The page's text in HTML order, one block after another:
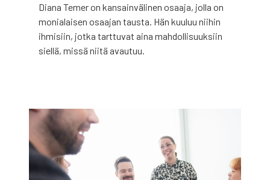
Dia­na Temer on kan­sain­vä­li­nen osaa­ja, jol­la on
monia­lai­sen osaa­jan taus­ta. Hän kuu­luu nii­hin
ihmi­siin, jot­ka tart­tu­vat aina mah­dol­li­suuk­siin
siel­lä, mis­sä nii­tä avau­tuu.